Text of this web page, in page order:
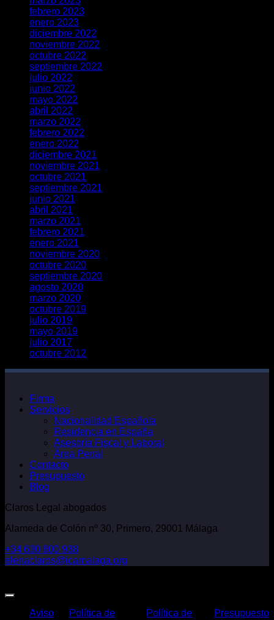
febrero 2023
enero 2023
diciembre 2022
noviembre 2022
octubre 2022
septiembre 2022
julio 2022
junio 2022
mayo 2022
abril 2022
marzo 2022
febrero 2022
enero 2022
diciembre 2021
noviembre 2021
octubre 2021
septiembre 2021
junio 2021
abril 2021
marzo 2021
febrero 2021
enero 2021
noviembre 2020
octubre 2020
septiembre 2020
agosto 2020
marzo 2020
octubre 2019
julio 2019
mayo 2019
julio 2017
octubre 2012
Firma
Servicios
Nacionalidad Española
Residencia en España
Asesoría Fiscal y Laboral
Área Penal
Contacto
Presupuesto
Blog
Claros Legal abogados
Alameda de Colón nº 30, Primero, 29001 Málaga
+34 630 600 938
elenaclaros@icamalaga.org
Aviso
Política de
Política de
Presupuesto